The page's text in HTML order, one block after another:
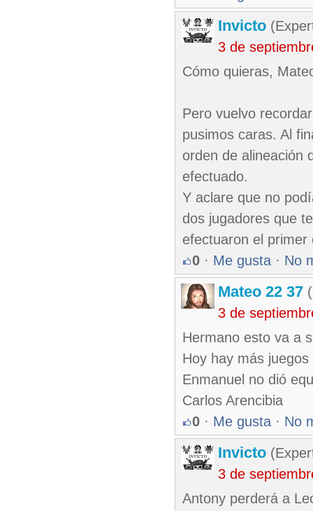
Invicto
3 de
Cómo quieras,
Pero vuelvo
pusimos caras. Al
orden de alineación
efectuado.
Y aclare que no
dos jugadores que
efectuaron el primer
0 · Me gusta · No
Mateo 22 37
3 de
Hermano esto va a
Hoy hay más
Enmanuel no dió
Carlos Arencibia
0 · Me gusta · No
Invicto
3 de
Antony perderá a